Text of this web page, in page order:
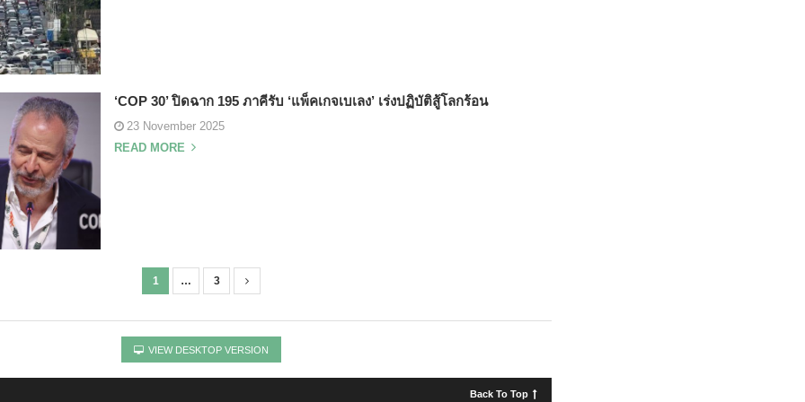
‘COP 30’ ปิดฉาก 195 ภาคีรับ ‘แพ็คเกจเบเลง’ เร่งปฏิบัติสู้โลกร้อน
23 November 2025
READ MORE
1 … 3
VIEW DESKTOP VERSION
Back To Top